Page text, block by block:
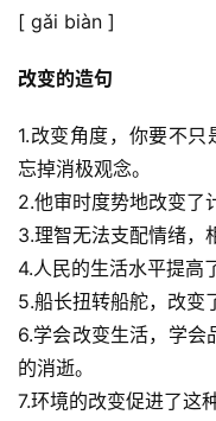
[ gǎi biàn ]
改变的造句
1.改变角度，你要不只
忘掉消极观念。
2.他审时度势地改变了
3.理智无法支配情绪，
4.人民的生活水平提高
5.船长扭转船舵，改变
6.学会改变生活，学会
的消逝。
7.环境的改变促进了这